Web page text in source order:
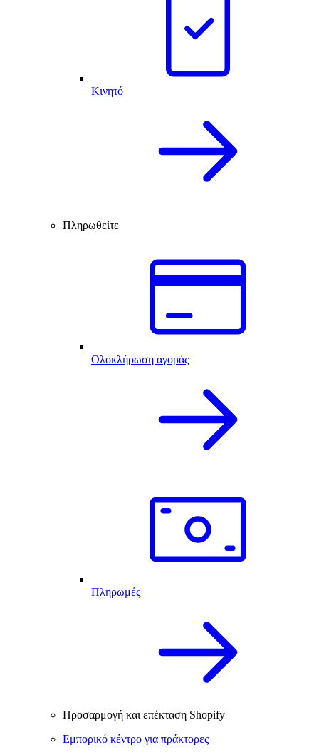
Κινητό
Πληρωθείτε
Ολοκλήρωση αγοράς
Πληρωμές
Προσαρμογή και επέκταση Shopify
Εμπορικό κέντρο για πράκτορες